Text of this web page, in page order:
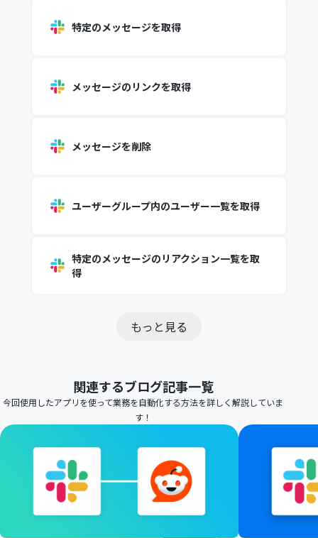
特定のメッセージを取得
メッセージのリンクを取得
メッセージを削除
ユーザーグループ内のユーザー一覧を取得
特定のメッセージのリアクション一覧を取
得
もっと見る
関連するブログ記事一覧
今回使用したアプリを使って業務を自動化する方法を詳しく解説していま
す！